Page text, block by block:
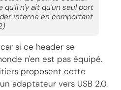
qu'il n'y ait qu'un seul port
interne en comportant
si ce header se
n'en est pas équipé.
proposent cette
adaptateur vers USB 2.0.